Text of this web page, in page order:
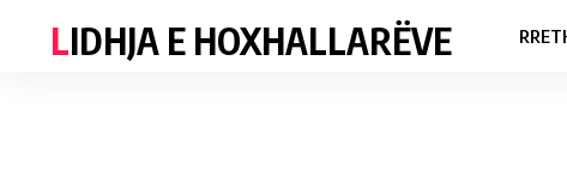
LIDHJA E HOXHALLARËVE